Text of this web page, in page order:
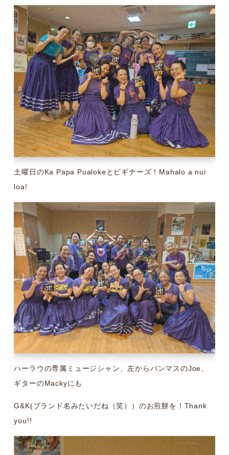
土曜日のKa Papa Pualokeとビギナーズ！Mahalo a nui
loa!
ハーラウの専属ミュージシャン、左からバンマスのJoe、
ギターのMackyにも
G&K(ブランド名みたいだね（笑））のお煎餅を！Thank
you!!